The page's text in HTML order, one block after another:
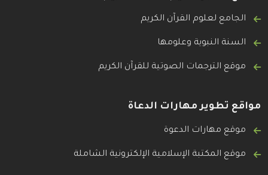
الجامع لعلوم القرآن الكريم
السنة النبوية وعلومها
موقع الترجمات الصوتية للقرآن الكريم
مواقع تطوير مهارات الدعاة
موقع مهارات الدعوة
موقع المكتبة الإسلامية الإلكترونية الشاملة